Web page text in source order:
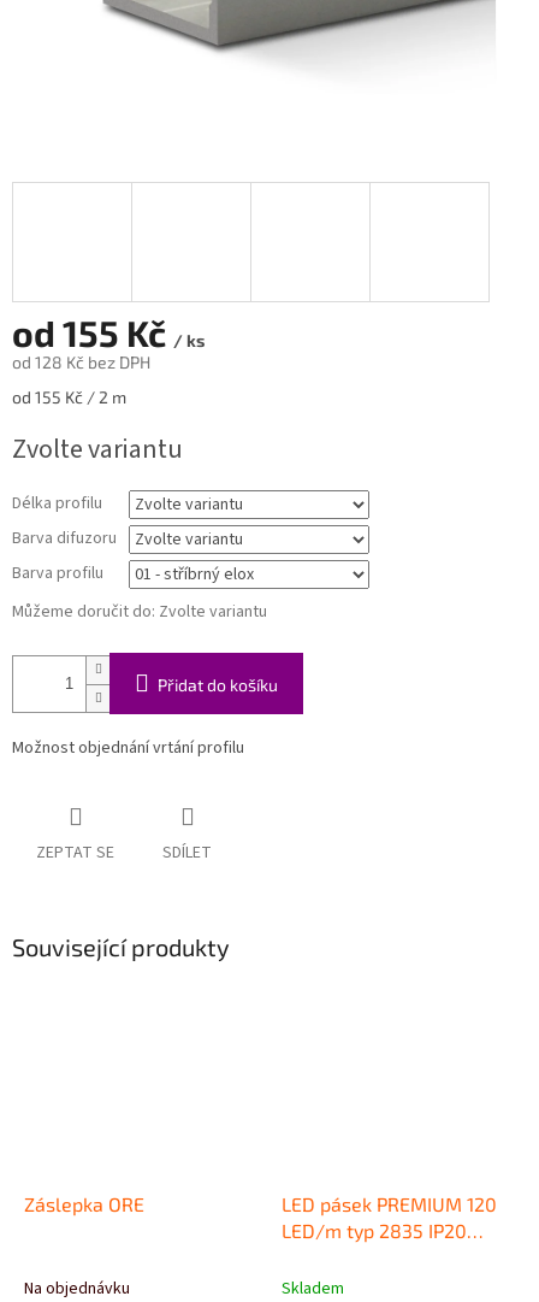
od 155 Kč / ks
od 128 Kč bez DPH
Měrná
od 155 Kč / 2 m
Zvolte variantu
Délka profilu
Barva difuzoru
Barva profilu
Můžeme doručit do: Zvolte variantu
Přidat do košíku
Možnost objednání vrtání profilu
ZEPTAT SE SDÍLET
Související produkty
Záslepka ORE
Na objednávku
LED pásek PREMIUM 120
LED/m typ 2835 IP20
Skladem